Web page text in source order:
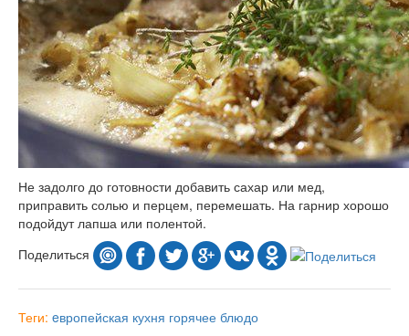
Не задолго до готовности добавить сахар или мед,
приправить солью и перцем, перемешать. На гарнир хорошо
подойдут лапша или полентой.
Поделиться
Теги: eвропейская кухня горячее блюдо